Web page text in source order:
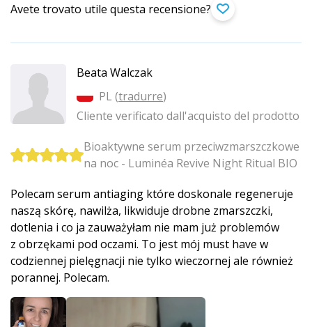
Avete trovato utile questa recensione?
Beata Walczak
PL (tradurre)
Cliente verificato dall'acquisto del prodotto
Bioaktywne serum przeciwzmarszczkowe
na noc - Luminéa Revive Night Ritual BIO
Polecam serum antiaging które doskonale regeneruje
naszą skórę, nawilża, likwiduje drobne zmarszczki,
dotlenia i co ja zauważyłam nie mam już problemów
z obrzękami pod oczami. To jest mój must have w
codziennej pielęgnacji nie tylko wieczornej ale również
porannej. Polecam.